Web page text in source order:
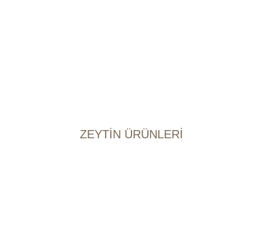
ZEYTİN ÜRÜNLERİ